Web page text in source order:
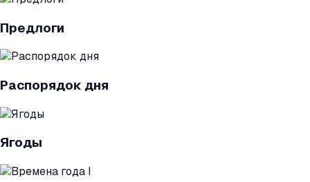
Предлоги
Распорядок дня
Ягоды